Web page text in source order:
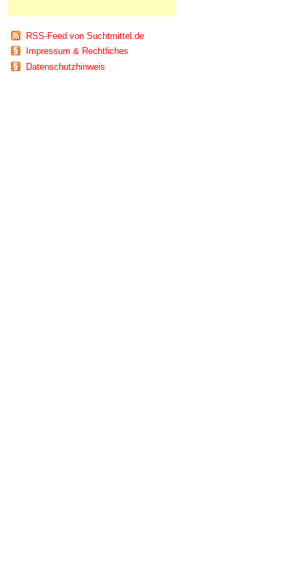
Alkoholsucht
Arbeitssucht
Co-Abhängigkeit
Ess-Brechsucht
RSS-Feed von Suchtmittel.de
Impressum & Rechtliches
Datenschutzhinweis